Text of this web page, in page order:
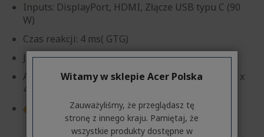
Inputs: DisplayPort, HDMI, Złącze USB typu C (90
W)
Czas reakcji: 4 ms( GTG)
Jasność: 350 cd/m²
Adj. Webcam 5M IR/Mic array, Dock Hub: USB 3.2 x
4 + USB-B
Karta informacyjna produktu
Witamy w sklepie Acer Polska
Zauważyliśmy, że przeglądasz tę
stronę z innego kraju. Pamiętaj, że
wszystkie produkty dostępne w